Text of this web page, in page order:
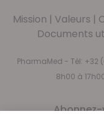
Mission | Valeurs |
Documents
PharmaMed - Tél: +32
8h00 à